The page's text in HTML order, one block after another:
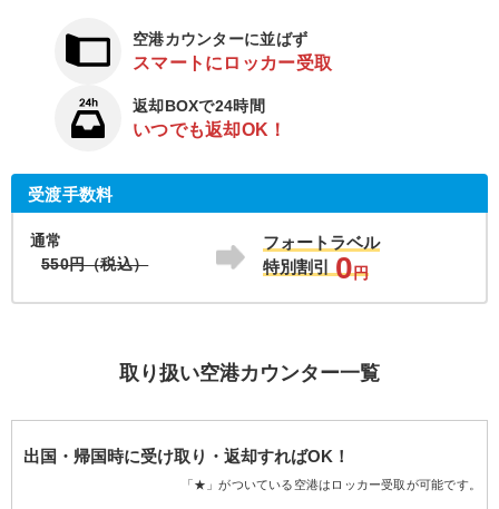
空港カウンターに並ばず
スマートにロッカー受取
返却BOXで24時間
いつでも返却OK！
受渡手数料
通常
550円（税込）
フォートラベル
特別割引
0円
取り扱い空港カウンター一覧
出国・帰国時に受け取り・返却すればOK！
「★」がついている空港はロッカー受取が可能です。